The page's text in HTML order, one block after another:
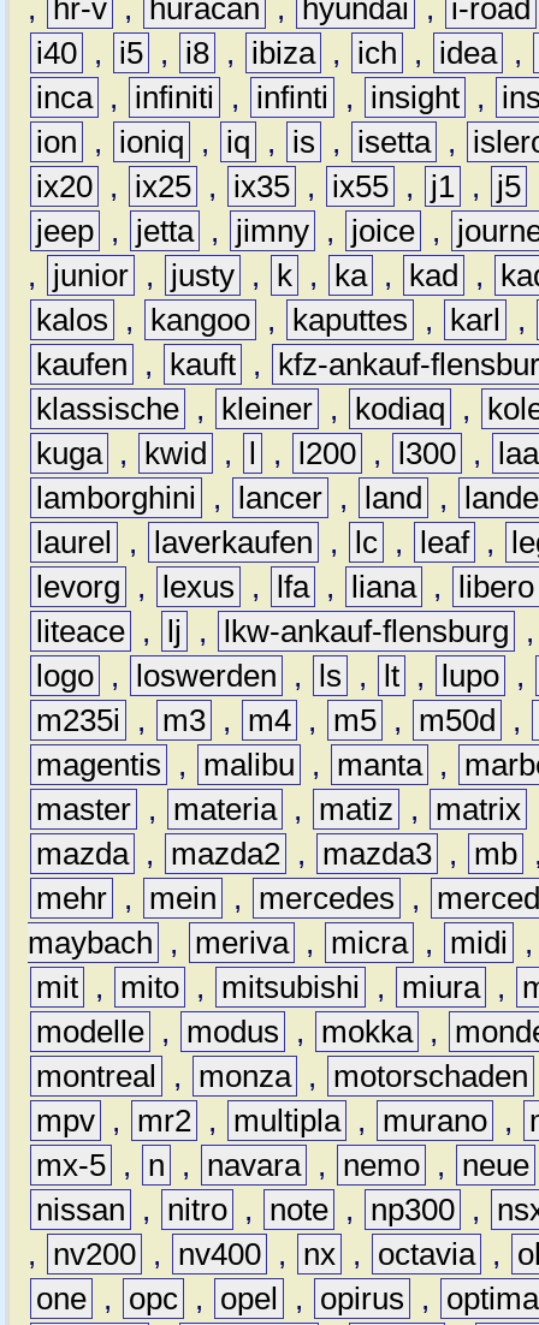
,
hr-v , huracán , hyundai ,
i-road
i40 , i5 , i8 , ibiza , ich , idea ,
inca , infiniti , infinti , insight ,
ion
, ioniq , iq , is , isetta ,
ix20 , ix25 , ix35 , ix55 , j1 , j5
jeep , jetta , jimny , joice ,
,
junior , justy , k , ka , kad ,
kalos
, kangoo , kaputtes , karl
,
kaufen
, kauft ,
kfz-ankauf-
klassische , kleiner , kodiaq ,
kuga , kwid , , l200 , l300 ,
lamborghini
, lancer , land ,
laurel
, laverkaufen , lc , leaf ,
levorg
, lexus , lfa , liana ,
libero
liteace , lj , lkw-ankauf-flensburg
logo , loswerden , ls , lt , lupo ,
m235i
, m3 , m4 , m5 , m50d ,
magentis
, malibu , manta ,
master , materia , matiz , matrix
mazda , mazda2 , mazda3 , mb
mehr , mein , mercedes ,
maybach
, meriva , micra , midi
mit , mito , mitsubishi , miura ,
modelle , modus , mokka ,
montreal
, monza , motorschaden
mpv , mr2 , multipla , murano ,
mx-5 , n , navara , nemo , neue
nissan
, nitro , note , np300 ,
,
nv200 , nv400 , nx , octavia ,
one , opc , opel , opirus ,
optima